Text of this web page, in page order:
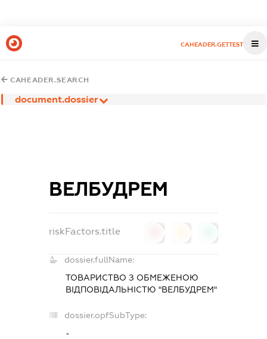
CAHEADER.GETTEST
CAHEADER.SEARCH
document.dossier
ВЕЛБУДРЕМ
riskFactors.title
dossier.fullName:
ТОВАРИСТВО З ОБМЕЖЕНОЮ
ВІДПОВІДАЛЬНІСТЮ "ВЕЛБУДРЕМ"
dossier.opfSubType:
-